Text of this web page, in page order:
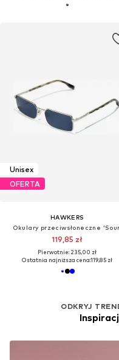
Unisex
OFERTA
HAWKERS
Okulary przeciwsłoneczne
119,85 zł
Pierwotnie: 235,00 zł
Ostatnia najniższa cena:119,85 zł
ODKRYJ